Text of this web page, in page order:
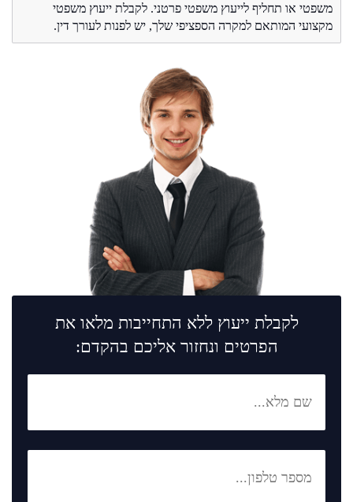
משפטי או תחליף לייעוץ משפטי פרטני. לקבלת ייעוץ משפטי
מקצועי המותאם למקרה הספציפי שלך, יש לפנות לעורך דין.
לקבלת ייעוץ ללא התחייבות מלאו את
הפרטים ונחזור אליכם בהקדם: